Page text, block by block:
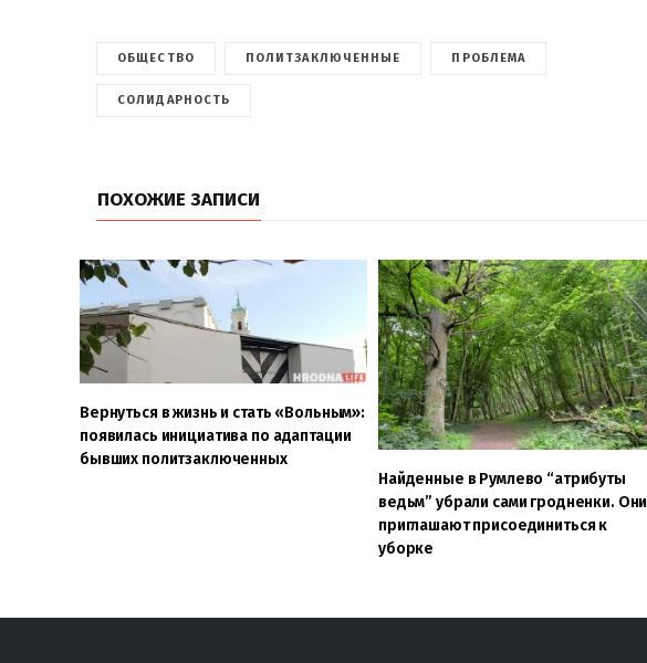
ОБЩЕСТВО ПОЛИТЗАКЛЮЧЕННЫЕ ПРОБЛЕМА
СОЛИДАРНОСТЬ
ПОХОЖИЕ ЗАПИСИ
Вернуться в жизнь и стать «Вольным»:
появилась инициатива по адаптации
бывших политзаключенных
Найденные в Румлево “атрибуты
ведьм” убрали сами гродненки. Они
приглашают присоединиться к
уборке